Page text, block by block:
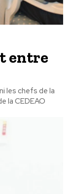
entre
les chefs de la
la CEDEAO